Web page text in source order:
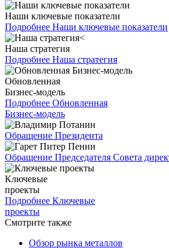
Наши ключевые показатели
Подробнее Наши ключевые показатели
Наша стратегия
Подробнее Наша стратегия
Обновленная
Бизнес-модель
Подробнее Обновленная
Бизнес-модель
Обращение Президента
Обращение Председателя Совета
Ключевые
проекты
Подробнее Ключевые
проекты
Смотрите также
Обзор рынка металлов